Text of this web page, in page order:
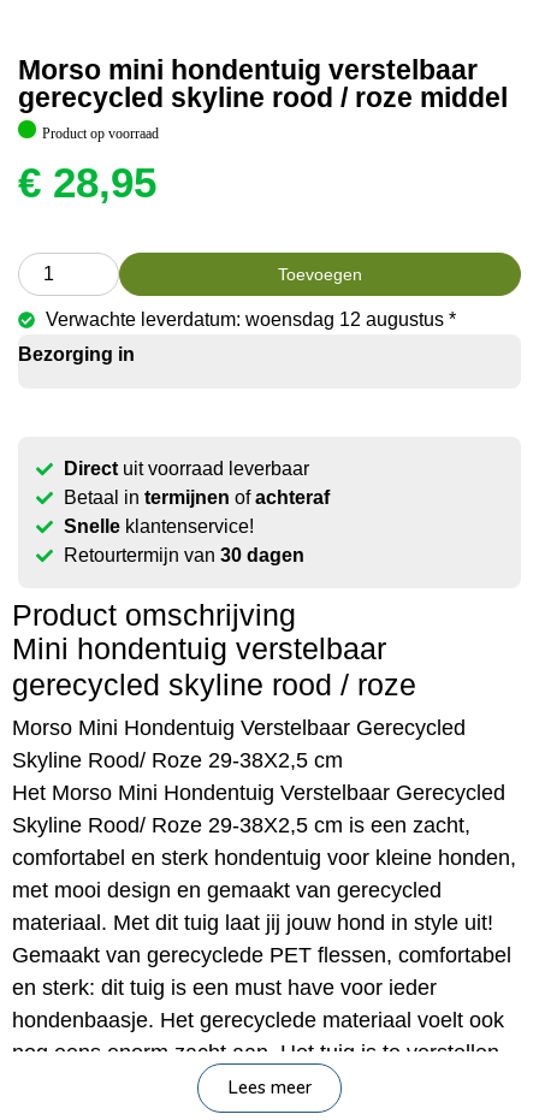
Morso mini hondentuig verstelbaar
gerecycled skyline rood / roze middel
Product op voorraad
€ 28,95
Toevoegen
Verwachte leverdatum: woensdag 12 augustus *
Bezorging in
Directuit voorraad leverbaar
Betaal in termijnen ofachteraf
Snelleklantenservice!
Retourtermijn van 30 dagen
Product omschrijving
Mini hondentuig verstelbaar
gerecycled skyline rood / roze
Morso Mini Hondentuig Verstelbaar Gerecycled
Skyline Rood/ Roze 29-38X2,5 cm
Het Morso Mini Hondentuig Verstelbaar Gerecycled
Skyline Rood/ Roze 29-38X2,5 cm is een zacht,
comfortabel en sterk hondentuig voor kleine honden,
met mooi design en gemaakt van gerecycled
materiaal. Met dit tuig laat jij jouw hond in style uit!
Gemaakt van gerecyclede PET flessen, comfortabel
en sterk: dit tuig is een must have voor ieder
hondenbaasje. Het gerecyclede materiaal voelt ook
nog eens enorm zacht aan. Het tuig is te verstellen,
waardoor het helemaal passend te maken is voor
Lees meer